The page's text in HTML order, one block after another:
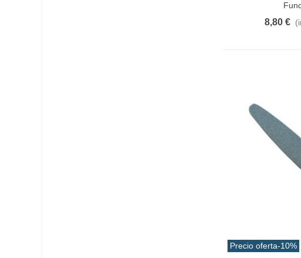
8,80 €
Precio oferta-10%